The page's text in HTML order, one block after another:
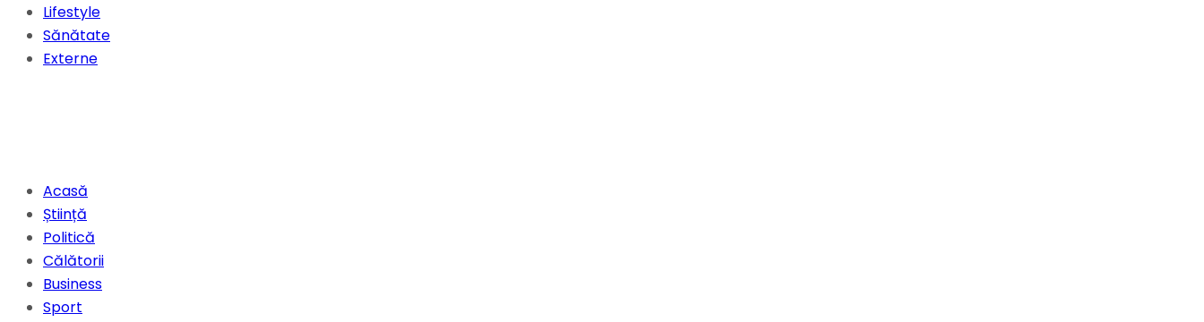
Lifestyle
Sănătate
Externe
Acasă
Știință
Politică
Călătorii
Business
Sport